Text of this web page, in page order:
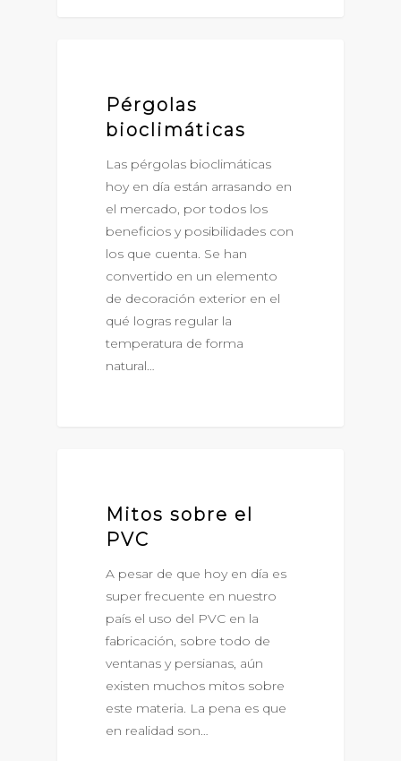
Pérgolas
bioclimáticas
Las pérgolas bioclimáticas
hoy en día están arrasando en
el mercado, por todos los
beneficios y posibilidades con
los que cuenta. Se han
convertido en un elemento
de decoración exterior en el
qué logras regular la
temperatura de forma
natural…
Mitos sobre el
PVC
A pesar de que hoy en día es
super frecuente en nuestro
país el uso del PVC en la
fabricación, sobre todo de
ventanas y persianas, aún
existen muchos mitos sobre
este materia. La pena es que
en realidad son…